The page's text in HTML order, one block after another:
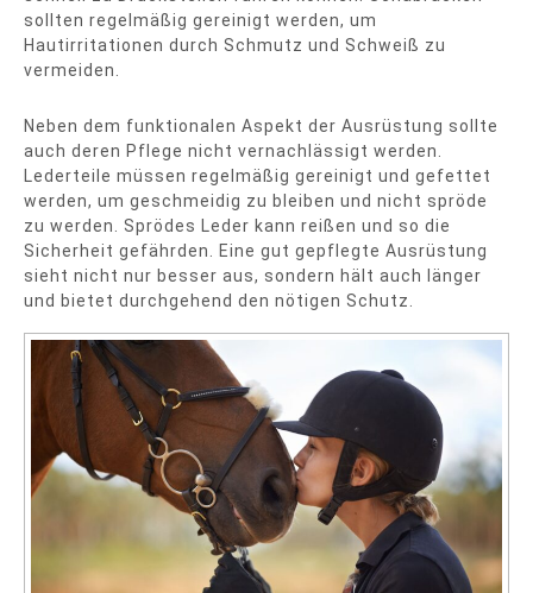
sollten regelmäßig gereinigt werden, um
Hautirritationen durch Schmutz und Schweiß zu
vermeiden.
Neben dem funktionalen Aspekt der Ausrüstung sollte
auch deren Pflege nicht vernachlässigt werden.
Lederteile müssen regelmäßig gereinigt und gefettet
werden, um geschmeidig zu bleiben und nicht spröde
zu werden. Sprödes Leder kann reißen und so die
Sicherheit gefährden. Eine gut gepflegte Ausrüstung
sieht nicht nur besser aus, sondern hält auch länger
und bietet durchgehend den nötigen Schutz.